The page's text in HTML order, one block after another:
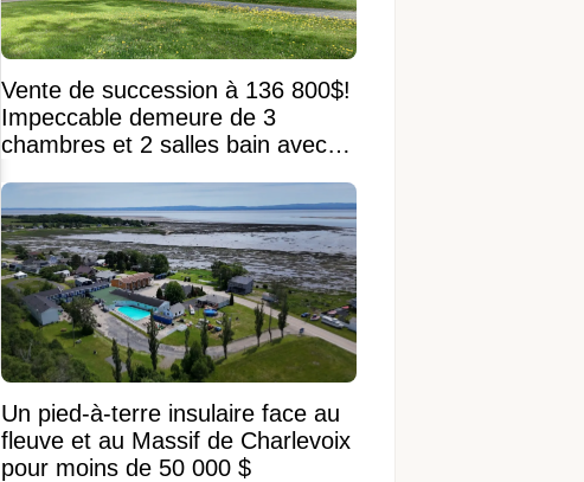
Vente de succession à 136 800$!
Impeccable demeure de 3
chambres et 2 salles bain avec
Un pied-à-terre insulaire face au
fleuve et au Massif de Charlevoix
pour moins de 50 000 $